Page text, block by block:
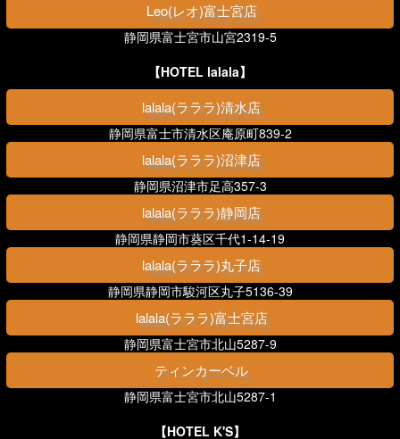
Leo(レオ)富士宮店
静岡県富士宮市山宮2319-5
【HOTEL lalala】
lalala(ラララ)清水店
静岡県富士市清水区庵原町839-2
lalala(ラララ)沼津店
静岡県沼津市足高357-3
lalala(ラララ)静岡店
静岡県静岡市葵区千代1-14-19
lalala(ラララ)丸子店
静岡県静岡市駿河区丸子5136-39
lalala(ラララ)富士宮店
静岡県富士宮市北山5287-9
ティンカーベル
静岡県富士宮市北山5287-1
【HOTEL K'S】